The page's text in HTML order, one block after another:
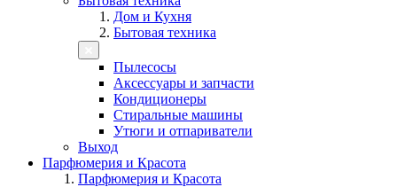
Дом и Кухня
Бытовая техника
Пылесосы
Аксессуары и запчасти
Кондиционеры
Стиральные машины
Утюги и отпариватели
Выход
Парфюмерия и Красота
Парфюмерия и Красота